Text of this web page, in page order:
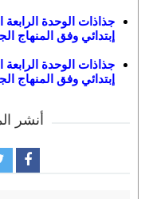
جذاذات الوحدة
إبتدائي وفق المنهاج
جذاذات الوحدة
إبتدائي وفق المنهاج
أنشر